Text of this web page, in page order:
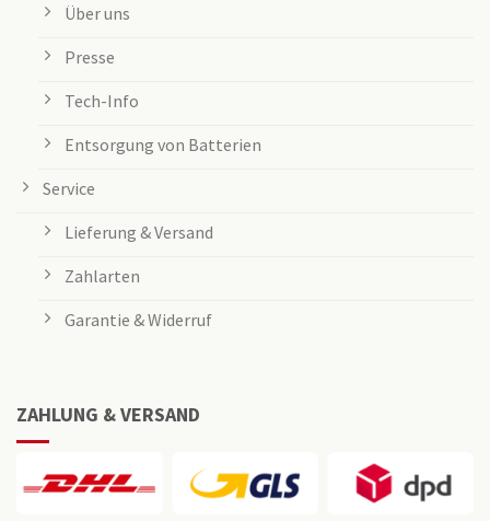
Über uns
Presse
Tech-Info
Entsorgung von Batterien
Service
Lieferung & Versand
Zahlarten
Garantie & Widerruf
ZAHLUNG & VERSAND